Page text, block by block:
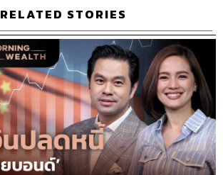
RELATED STORIES